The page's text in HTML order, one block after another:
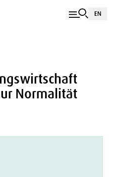
EN
Normalität